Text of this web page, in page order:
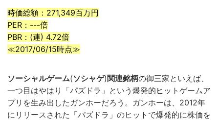
時価総額：271,349百万円
PER：---倍
PBR：(連) 4.72倍
≪2017/06/15時点≫
ソーシャルゲーム(ソシャゲ)関連銘柄の御三家といえば、
一つ目はやはり「パズドラ」という爆発的ヒットゲームア
プリを生み出したガンホーだろう。ガンホーは、2012年
にリリースされた「パズドラ」のヒットで爆発的に株価を